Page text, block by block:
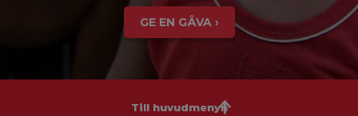
GE EN GÅVA ›
Till huvudmenyn